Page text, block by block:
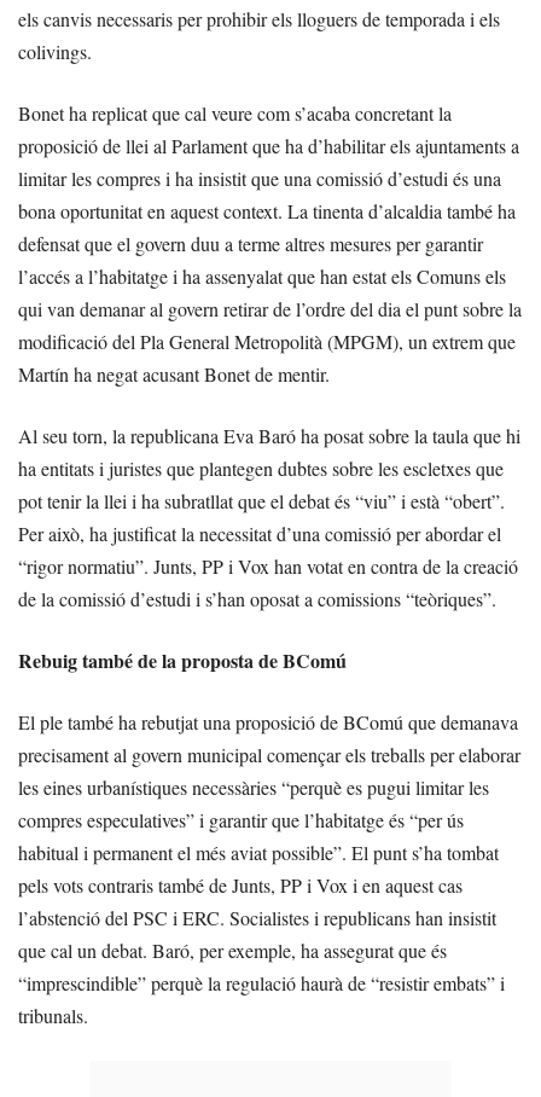
els canvis necessaris per prohibir els lloguers de temporada i els
colivings.
Bonet ha replicat que cal veure com s’acaba concretant la
proposició de llei al Parlament que ha d’habilitar els ajuntaments a
limitar les compres i ha insistit que una comissió d’estudi és una
bona oportunitat en aquest context. La tinenta d’alcaldia també ha
defensat que el govern duu a terme altres mesures per garantir
l’accés a l’habitatge i ha assenyalat que han estat els Comuns els
qui van demanar al govern retirar de l’ordre del dia el punt sobre la
modificació del Pla General Metropolità (MPGM), un extrem que
Martín ha negat acusant Bonet de mentir.
Al seu torn, la republicana Eva Baró ha posat sobre la taula que hi
ha entitats i juristes que plantegen dubtes sobre les escletxes que
pot tenir la llei i ha subratllat que el debat és “viu” i està “obert”.
Per això, ha justificat la necessitat d’una comissió per abordar el
“rigor normatiu”. Junts, PP i Vox han votat en contra de la creació
de la comissió d’estudi i s’han oposat a comissions “teòriques”.
Rebuig també de la proposta de BComú
El ple també ha rebutjat una proposició de BComú que demanava
precisament al govern municipal començar els treballs per elaborar
les eines urbanístiques necessàries “perquè es pugui limitar les
compres especulatives” i garantir que l’habitatge és “per ús
habitual i permanent el més aviat possible”. El punt s’ha tombat
pels vots contraris també de Junts, PP i Vox i en aquest cas
l’abstenció del PSC i ERC. Socialistes i republicans han insistit
que cal un debat. Baró, per exemple, ha assegurat que és
“imprescindible” perquè la regulació haurà de “resistir embats” i
tribunals.